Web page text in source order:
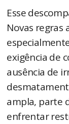
Esse
Novas regras
exigência de
ausência de
ampla, parte
enfrentar